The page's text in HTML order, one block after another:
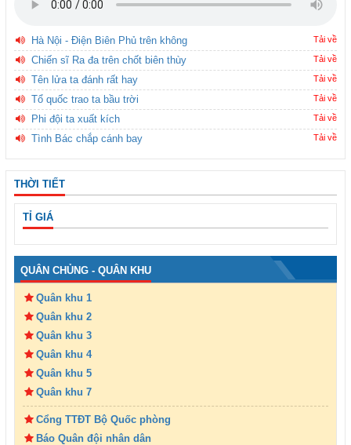
Hà Nội - Điện Biên Phủ trên không Tải về
Chiến sĩ Ra đa trên chốt biên thùy Tải về
Tên lửa ta đánh rất hay Tải về
Tổ quốc trao ta bầu trời Tải về
Phi đội ta xuất kích Tải về
Tình Bác chắp cánh bay Tải về
THỜI TIẾT
TỈ GIÁ
QUÂN CHỦNG - QUÂN KHU
Quân khu 1
Quân khu 2
Quân khu 3
Quân khu 4
Quân khu 5
Quân khu 7
Cổng TTĐT Bộ Quốc phòng
Báo Quân đội nhân dân